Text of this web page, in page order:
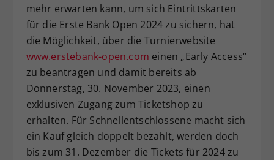
mehr erwarten kann, um sich Eintrittskarten
für die Erste Bank Open 2024 zu sichern, hat
die Möglichkeit, über die Turnierwebsite
www.erstebank-open.com einen „Early Access“
zu beantragen und damit bereits ab
Donnerstag, 30. November 2023, einen
exklusiven Zugang zum Ticketshop zu
erhalten. Für Schnellentschlossene macht sich
ein Kauf gleich doppelt bezahlt, werden doch
bis zum 31. Dezember die Tickets für 2024 zu